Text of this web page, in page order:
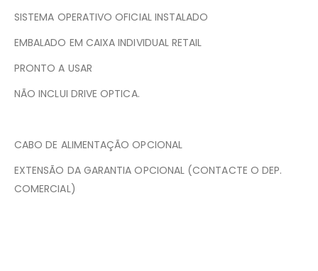
SISTEMA OPERATIVO OFICIAL INSTALADO
EMBALADO EM CAIXA INDIVIDUAL RETAIL
PRONTO A USAR
NÃO INCLUI DRIVE OPTICA.
CABO DE ALIMENTAÇÃO OPCIONAL
EXTENSÃO DA GARANTIA OPCIONAL (CONTACTE O DEP.
COMERCIAL)